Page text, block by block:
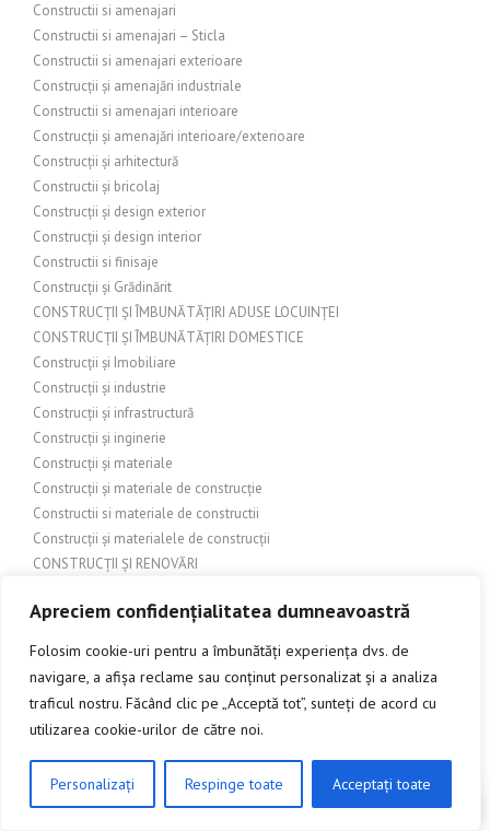
Apreciem confidențialitatea dumneavoastră
Folosim cookie-uri pentru a îmbunătăți experiența dvs. de
navigare, a afișa reclame sau conținut personalizat și a analiza
traficul nostru. Făcând clic pe „Acceptă tot”, sunteți de acord cu
utilizarea cookie-urilor de către noi.
Personalizați Respinge toate Acceptați toate
Constructii si amenajari
Constructii si amenajari – Sticla
Constructii si amenajari exterioare
Construcții și amenajări industriale
Constructii si amenajari interioare
Construcții și amenajări interioare/exterioare
Construcții și arhitectură
Constructii și bricolaj
Construcții și design exterior
Construcții și design interior
Constructii si finisaje
Construcții și Grădinărit
CONSTRUCȚII ȘI ÎMBUNĂTĂȚIRI ADUSE LOCUINȚEI
CONSTRUCȚII ȘI ÎMBUNĂTĂȚIRI DOMESTICE
Construcții și Imobiliare
Construcții și industrie
Construcții și infrastructură
Construcții și inginerie
Construcții și materiale
Construcții și materiale de construcție
Constructii si materiale de constructii
Construcții și materialele de construcții
CONSTRUCȚII ȘI RENOVĂRI
Construcții și reparații
Construire și Renovare
Contact
COPERTĂ
COPERTINE
Copertine auto
Copertine exterioare
CLICK AICI PENTRU A DISCUTA